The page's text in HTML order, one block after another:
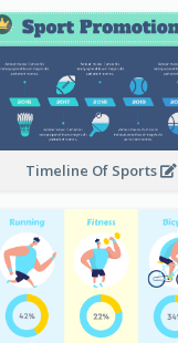
Timeline Of Sports